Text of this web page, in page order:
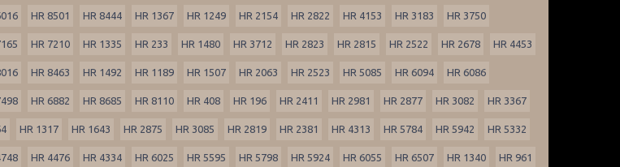
HR 8501 HR 8444 HR 1367 HR 1249 HR 2154 HR 2822 HR 4153 HR 3183 HR 3750
HR 7210 HR 1335 HR 233 HR 1480 HR 3712 HR 2823 HR 2815 HR 2522 HR 2678 HR 4453
HR 8463 HR 1492 HR 1189 HR 1507 HR 2063 HR 2523 HR 5085 HR 6094 HR 6086
HR 6882 HR 8685 HR 8110 HR 408 HR 196 HR 2411 HR 2981 HR 2877 HR 3082 HR 3367
HR 1317 HR 1643 HR 2875 HR 3085 HR 2819 HR 2381 HR 4313 HR 5784 HR 5942 HR 5332
HR 4476 HR 4334 HR 6025 HR 5595 HR 5798 HR 5924 HR 6055 HR 6507 HR 1340 HR 961